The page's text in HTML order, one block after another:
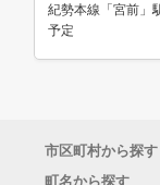
紀勢本線「宮前」
予定
市区町村から探す
町名から探す